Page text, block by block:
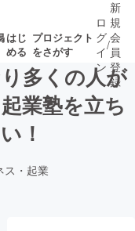
はじ
める
プロジェクト
をさがす
了が近いプ
ロ
グ
イ
ン
/
新
規
会
員
登
録
多くの人が
業塾を立ち
！
ス・起業